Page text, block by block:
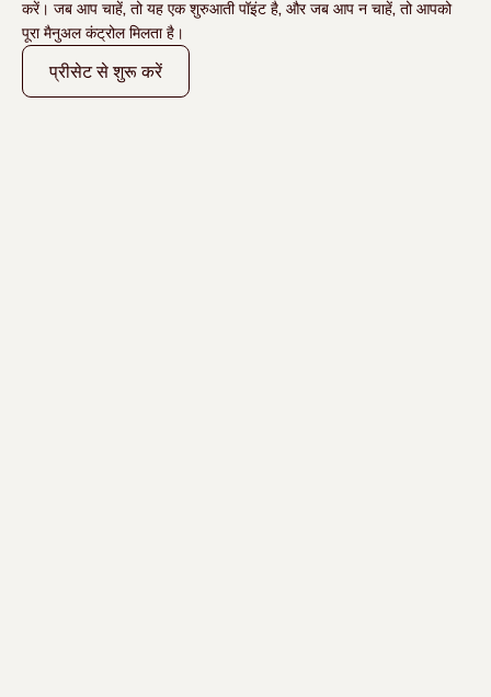
करें। जब आप चाहें, तो यह एक शुरुआती पॉइंट है, और जब आप न चाहें, तो आपको
पूरा मैनुअल कंट्रोल मिलता है।
प्रीसेट से शुरू करें